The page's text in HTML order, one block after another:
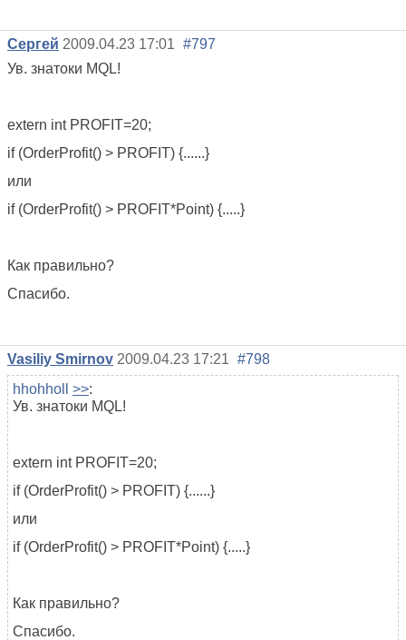
Сергей 2009.04.23 17:01 #797
Ув. знатоки MQL!
extern int PROFIT=20;
if (OrderProfit() > PROFIT) {......}
или
if (OrderProfit() > PROFIT*Point) {.....}
Как правильно?
Спасибо.
Vasiliy Smirnov 2009.04.23 17:21 #798
hhohholl
>>:
Ув. знатоки MQL!
extern int PROFIT=20;
if (OrderProfit() > PROFIT) {......}
или
if (OrderProfit() > PROFIT*Point) {.....}
Как правильно?
Спасибо.